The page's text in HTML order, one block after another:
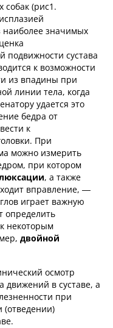
собак (рис1.
наиболее значимых
подвижности сустава
к возможности
из впадины при
линии тела, когда
удается это
бедра от
к
При
можно измерить
при котором
, а также
вправление, —
играет важную
определить
некоторым
двойной
осмотр
движений в суставе, а
при
(отведении)